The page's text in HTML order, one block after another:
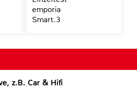
z.B. Car & Hifi
emporia
Smart.3